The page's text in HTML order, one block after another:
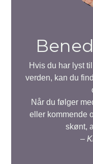
Hvis du har lyst
verden, kan du
Når du følger
eller kommende
skønt,
–